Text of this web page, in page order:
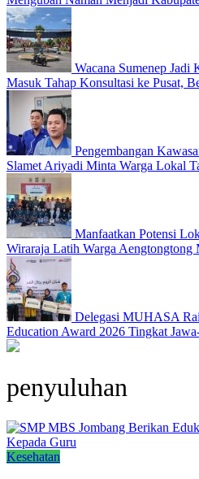
Wacana Sumenep Jadi
Masuk Tahap Konsultasi ke Pusat,
Pengembangan
Slamet Ariyadi Minta Warga Lokal
Manfaatkan Potensi
Wiraraja Latih Warga Aengtongtong
Delegasi MUHASA
Education Award 2026 Tingkat
penyuluhan
Kesehatan